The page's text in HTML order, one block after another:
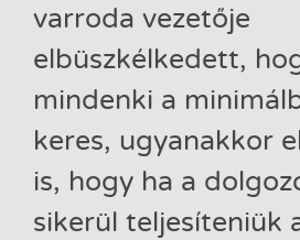
varroda vezetője
elbüszkélkedett,
mindenki a
keres, ugyanakkor
is, hogy ha a
sikerül teljesíteniük